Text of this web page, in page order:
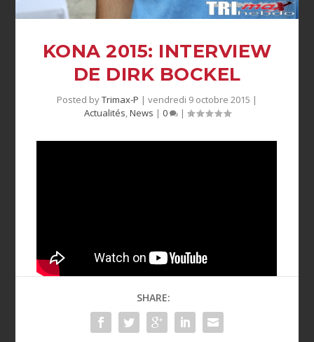
KONA 2015: INTERVIEW
DE DIRK BOCKEL
Posted byTrimax-P | vendredi 9 octobre 2015 |
Actualités,News | 0 |
SHARE: